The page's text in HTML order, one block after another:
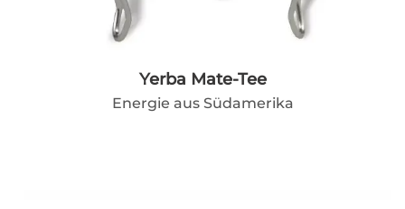
Yerba Mate-Tee
Energie aus Südamerika